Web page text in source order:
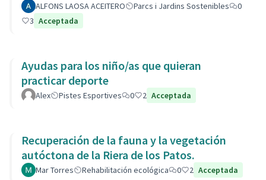
ALFONS LAOSA ACEITERO Parcs i Jardins Sostenibles
0
3 Acceptada
Ayudas para los niño/as que quieran
practicar deporte
Alex Pistes Esportives 0 2 Acceptada
Recuperación de la fauna y la vegetación
autóctona de la Riera de los Patos.
Mar Torres Rehabilitación ecológica 0 2 Acceptada